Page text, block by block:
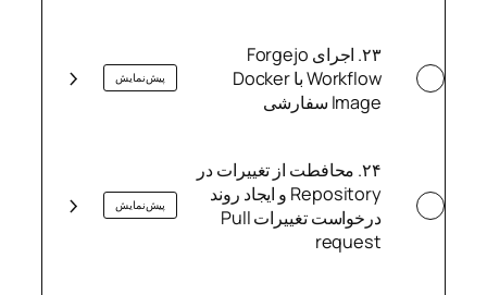
​۲۳. اجرای Forgejo
Workflow با Docker
Image سفارشی​
پیش‌نمایش
​۲۴. محافطت از تغییرات در
Repository و ایجاد روند
درخواست تغییرات Pull
request
پیش‌نمایش